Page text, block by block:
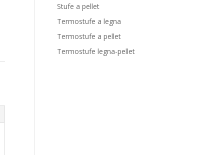
Stufe a pellet
Termostufe a legna
Termostufe a pellet
Termostufe legna-pellet